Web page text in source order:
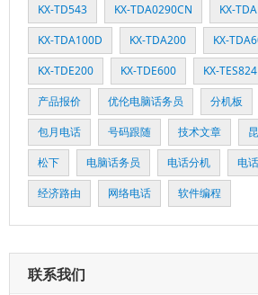
KX-TD543
KX-TDA0290CN
KX-
KX-TDA100D
KX-TDA200 KX-
KX-TDE200
KX-TDE600 KX-TES824
产品报价
优伦电脑话务员 分机板
包月电话
号码跟随 技术文章
松下
电脑话务员 电话分机 电
经济路由
网络电话 软件编程
联系我们